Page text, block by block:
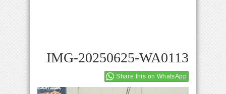
IMG-20250625-WA0113
Share this on WhatsApp